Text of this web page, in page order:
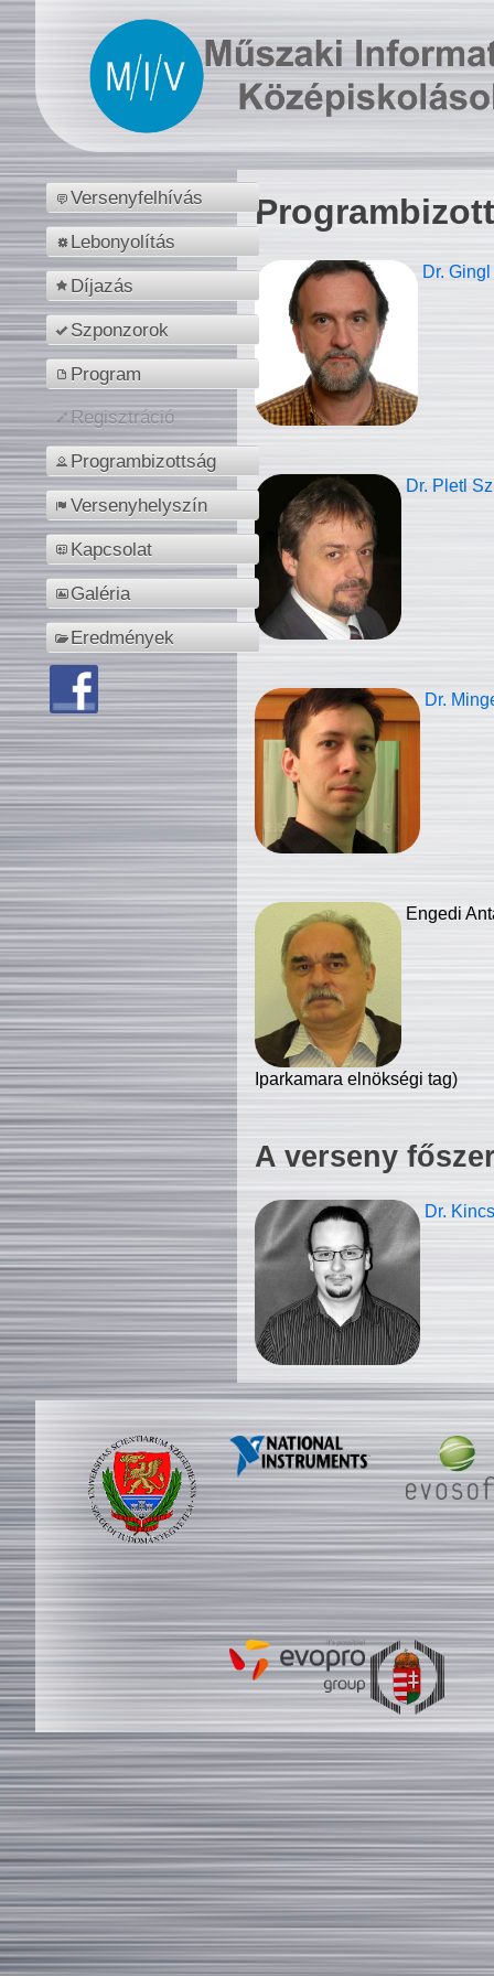
Versenyfelhívás
Lebonyolítás
Díjazás
Szponzorok
Program
Regisztráció
Programbizottság
Versenyhelyszín
Kapcsolat
Galéria
Eredmények
Dr.
Dr. Pletl
Dr.
Engedi
Iparkamara elnökségi tag)
A verseny
Dr.